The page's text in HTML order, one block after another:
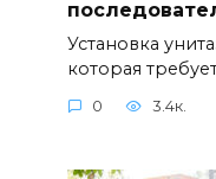
Установка
которая
0 3.4к.